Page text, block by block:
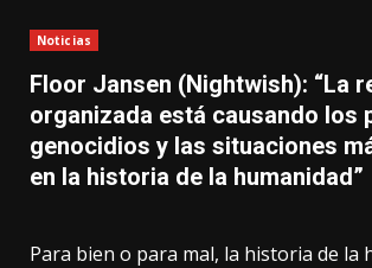
Noticias
Floor Jansen (Nightwish): “La
organizada está causando los
genocidios y las situaciones
en la historia de la humanidad”
Para bien o para mal, la historia de la